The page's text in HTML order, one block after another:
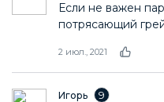
Если не важен
потрясающий
2 июл., 2021
Игорь 9